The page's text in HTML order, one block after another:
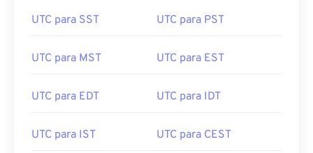
UTC para SST UTC para PST
UTC para MST UTC para EST
UTC para EDT UTC para IDT
UTC para IST UTC para CEST